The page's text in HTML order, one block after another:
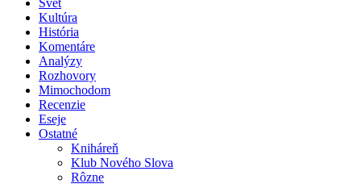
Svet
Kultúra
História
Komentáre
Analýzy
Rozhovory
Mimochodom
Recenzie
Eseje
Ostatné
Kniháreň
Klub Nového Slova
Rôzne